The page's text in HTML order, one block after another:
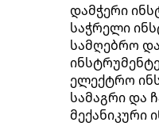
დამჭერი
საჭრელი
სამღებრო
ელექტრო
სამაგრი და
მექანიკური